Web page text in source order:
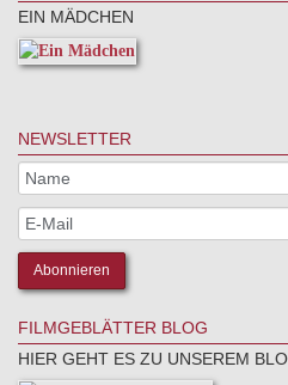
EIN MÄDCHEN
NEWSLETTER
FILMGEBLÄTTER BLOG
HIER GEHT ES ZU UNSEREM